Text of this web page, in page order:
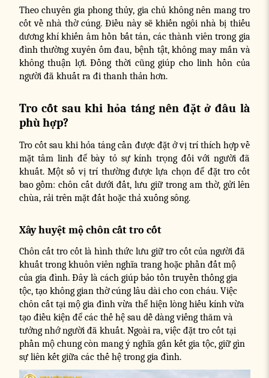
Theo chuyên gia phong thủy, gia chủ không nên mang tro
cốt về nhà thờ cúng. Điều này sẽ khiến ngôi nhà bị thiếu
dương khí khiến âm hồn bất tán, các thành viên trong gia
đình thường xuyên ốm đau, bệnh tật, không may mắn và
không thuận lợi. Đồng thời cũng giúp cho linh hồn của
người đã khuất ra đi thanh thản hơn.
Tro cốt sau khi hỏa táng nên đặt ở đâu là
phù hợp?
Tro cốt sau khi hỏa táng cần được đặt ở vị trí thích hợp về
mặt tâm linh để bày tỏ sự kính trọng đối với người đã
khuất. Một số vị trí thường được lựa chọn để đặt tro cốt
bao gồm: chôn cất dưới đất, lưu giữ trong am thờ, gửi lên
chùa, rải trên mặt đất hoặc thả xuống sông.
Xây huyệt mộ chôn cất tro cốt
Chôn cất tro cốt là hình thức lưu giữ tro cốt của người đã
khuất trong khuôn viên nghĩa trang hoặc phần đất mộ
của gia đình. Đây là cách giúp bảo tồn truyền thống gia
tộc, tạo không gian thờ cúng lâu dài cho con cháu. Việc
chôn cất tại mộ gia đình vừa thể hiện lòng hiếu kính vừa
tạo điều kiện để các thế hệ sau dễ dàng viếng thăm và
tưởng nhớ người đã khuất. Ngoài ra, việc đặt tro cốt tại
phần mộ chung còn mang ý nghĩa gắn kết gia tộc, giữ gìn
sự liên kết giữa các thế hệ trong gia đình.